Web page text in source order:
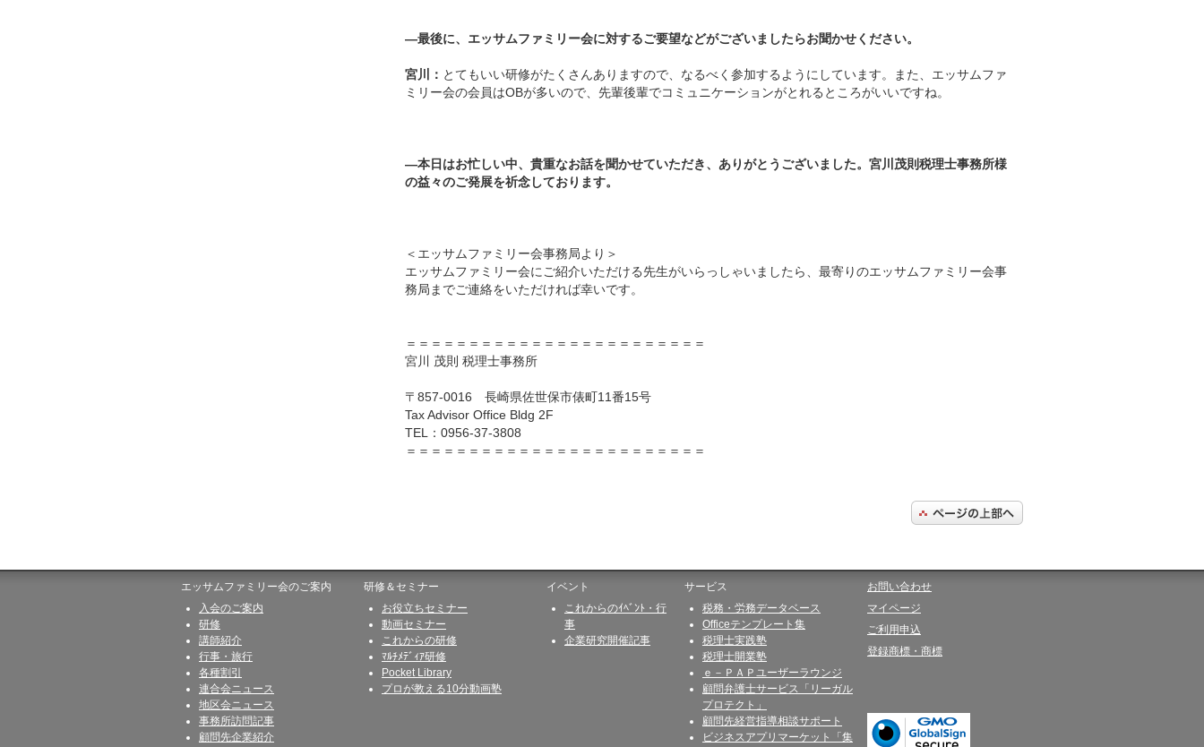
—最後に、エッサムファミリー会に対するご要望などがございましたらお聞かせください。
宮川： とてもいい研修がたくさんありますので、なるべく参加するようにしています。また、エッサムファ
ミリー会の会員はOBが多いので、先輩後輩でコミュニケーションがとれるところがいいですね。
―本日はお忙しい中、貴重なお話を聞かせていただき、ありがとうございました。宮川茂則税理士事務所様
の益々のご発展を祈念しております。
＜エッサムファミリー会事務局より＞
エッサムファミリー会にご紹介いただける先生がいらっしゃいましたら、最寄りのエッサムファミリー会事
務局までご連絡をいただければ幸いです。
＝＝＝＝＝＝＝＝＝＝＝＝＝＝＝＝＝＝＝＝＝＝＝＝
宮川 茂則 税理士事務所
〒857-0016 長崎県佐世保市俵町11番15号
Tax Advisor Office Bldg 2F
TEL：0956-37-3808
＝＝＝＝＝＝＝＝＝＝＝＝＝＝＝＝＝＝＝＝＝＝＝＝
エッサムファミリー会のご案内
入会のご案内
研修
講師紹介
行事・旅行
各種割引
連合会ニュース
地区会ニュース
事務所訪問記事
顧問先企業紹介
研修＆セミナー
お役立ちセミナー
動画セミナー
これからの研修
ﾏﾙﾁﾒﾃﾞｨｱ研修
Pocket Library
プロが教える10分動画塾
イベント
これからのｲﾍﾞﾝﾄ・行
事
企業研究開催記事
サービス
税務・労務データベース
Officeテンプレート集
税理士実践塾
税理士開業塾
ｅ－ＰＡＰユーザーラウンジ
顧問弁護士サービス「リーガル
プロテクト」
顧問先経営指導相談サポート
ビジネスアプリマーケット「集
お問い合わせ
マイページ
ご利用申込
登録商標・商標